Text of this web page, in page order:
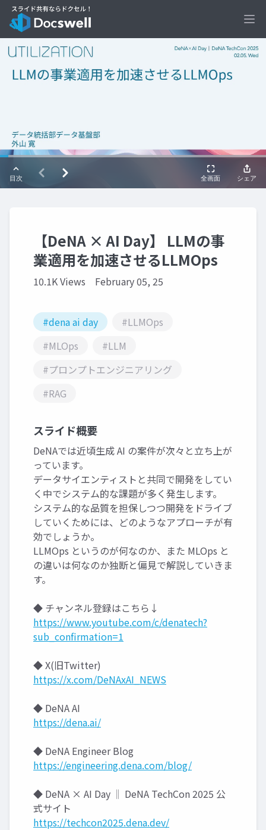
【DeNA × AI Day】 LLMの事
業適用を加速させるLLMOps
10.1K Views February 05, 25
#dena ai day
#LLMOps
#MLOps
#LLM
#プロンプトエンジニアリング
#RAG
スライド概要
DeNAでは近頃生成 AI の案件が次々と立ち上が
っています。
データサイエンティストと共同で開発をしてい
く中でシステム的な課題が多く発生します。
システム的な品質を担保しつつ開発をドライブ
していくためには、どのようなアプローチが有
効でしょうか。
LLMOps というのが何なのか、また MLOps と
の違いは何なのか独断と偏見で解説していきま
す。
◆ チャンネル登録はこちら↓
https://www.youtube.com/c/denatech?
sub_confirmation=1
◆ X(旧Twitter)
https://x.com/DeNAxAI_NEWS
◆ DeNA AI
https://dena.ai/
◆ DeNA Engineer Blog
https://engineering.dena.com/blog/
◆ DeNA × AI Day ‖ DeNA TechCon 2025 公
式サイト
https://techcon2025.dena.dev/